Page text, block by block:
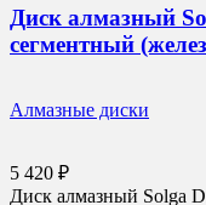
Диск алмазный
сегментный
Алмазные диски
5 420 ₽
Диск алмазный Solga